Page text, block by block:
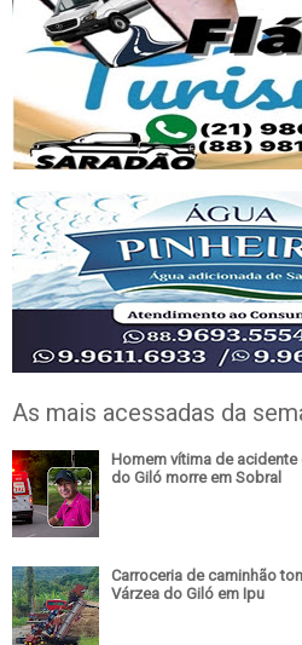
As mais acessadas da
Homem vítima de acidente
do Giló morre em Sobral
Carroceria de caminhão
Várzea do Giló em Ipu